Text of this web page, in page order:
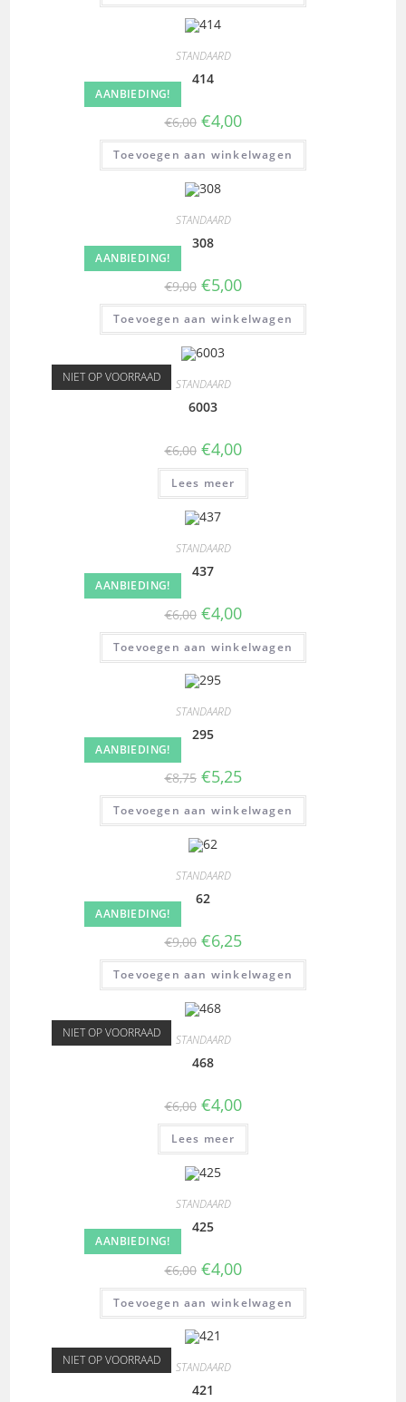
AANBIEDING!
STANDAARD
414
€6,00 €4,00
Toevoegen aan winkelwagen
AANBIEDING!
STANDAARD
308
€9,00 €5,00
Toevoegen aan winkelwagen
NIET OP VOORRAAD STANDAARD
6003
€6,00 €4,00
Lees meer
AANBIEDING!
STANDAARD
437
€6,00 €4,00
Toevoegen aan winkelwagen
AANBIEDING!
STANDAARD
295
€8,75 €5,25
Toevoegen aan winkelwagen
AANBIEDING!
STANDAARD
62
€9,00 €6,25
Toevoegen aan winkelwagen
NIET OP VOORRAAD STANDAARD
468
€6,00 €4,00
Lees meer
AANBIEDING!
STANDAARD
425
€6,00 €4,00
Toevoegen aan winkelwagen
NIET OP VOORRAAD STANDAARD
421